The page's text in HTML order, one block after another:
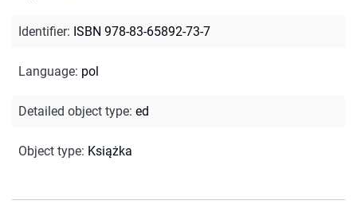
Identifier: ISBN 978-83-65892-73-7
Language: pol
Detailed object type: ed
Object type: Książka